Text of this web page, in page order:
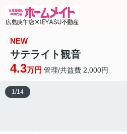
NEW
サテライト観音
4.3万円 管理/共益費 2,000円
1 /14